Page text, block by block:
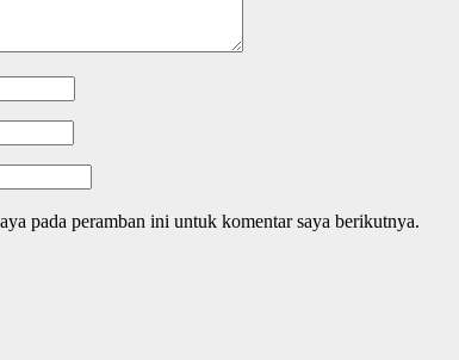
pada peramban ini untuk komentar saya berikutnya.